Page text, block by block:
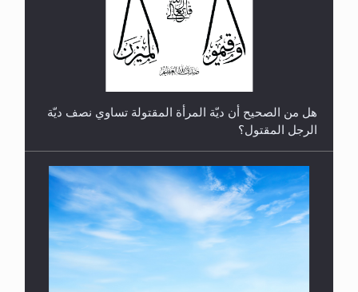
رأيٌ في لغة المسيح الموعود عليه السلام.. 4...
هل من الصحيح أن ديّة المرأة المقتولة تساوي نصف ديّة
الرجل المقتول؟